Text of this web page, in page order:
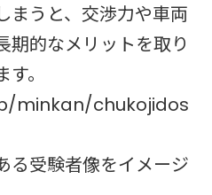
まうと、交渉力や車両
期的なメリットを取り
。
minkan/chukojidos
る受験者像をイメージ